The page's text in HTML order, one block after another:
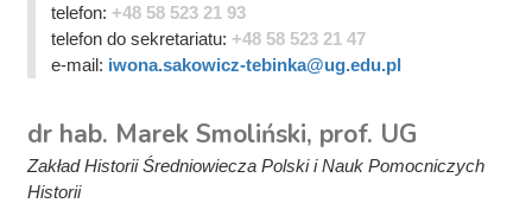
telefon: +48 58 523 21 93
telefon do sekretariatu: +48 58 523 21 47
e-mail: iwona.sakowicz-tebinka@ug.edu.pl
dr hab. Marek Smoliński, prof. UG
Zakład Historii Średniowiecza Polski i Nauk Pomocniczych
Historii